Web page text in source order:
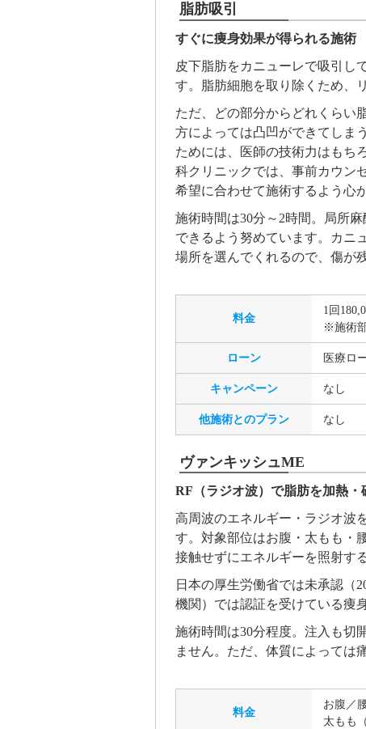
脂肪吸引
すぐに痩身効果が得られる施術
皮下脂肪をカニューレで吸引し
す。脂肪細胞を取り除くため、
ただ、どの部分からどれくらい
方によっては凸凹ができてしま
ためには、医師の技術力はもち
科クリニックでは、事前カウン
希望に合わせて施術するよう心
施術時間は30分～2時間。局所
できるよう努めています。カニ
場所を選んでくれるので、傷が
料金
1回
※施術
ローン 医療ロ
キャンペーン なし
他施術とのプラン なし
ヴァンキッシュME
RF（ラジオ波）で脂肪を加熱・
高周波のエネルギー・ラジオ波
す。対象部位はお腹・太もも・
接触せずにエネルギーを照射す
日本の厚生労働省では未承認（
機関）では認証を受けている痩
施術時間は30分程度。注入も切
ません。ただ、体質によっては
料金
お腹／
太もも